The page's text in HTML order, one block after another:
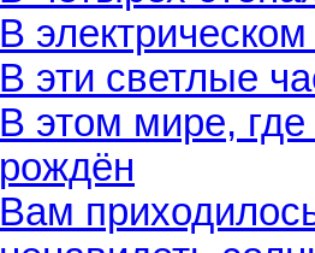
В
В эти светлые
В этом мире,
рождён
Вам